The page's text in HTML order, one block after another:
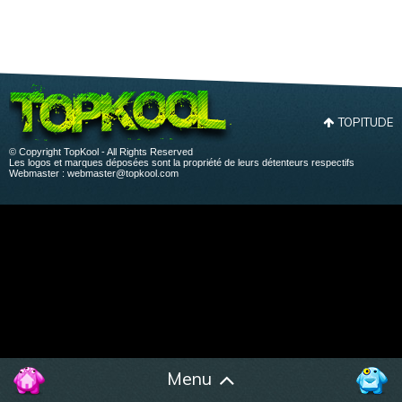
Menu
TOPITUDE
© Copyright TopKool - All Rights Reserved
Les logos et marques déposées sont la propriété de leurs détenteurs respectifs
Webmaster : webmaster@topkool.com